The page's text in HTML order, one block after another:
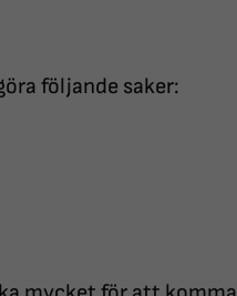
följande saker: